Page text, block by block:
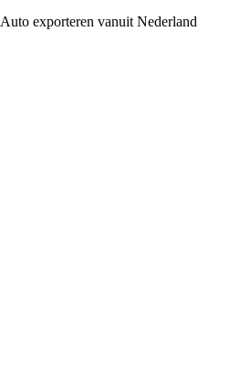
Auto exporteren vanuit Nederland